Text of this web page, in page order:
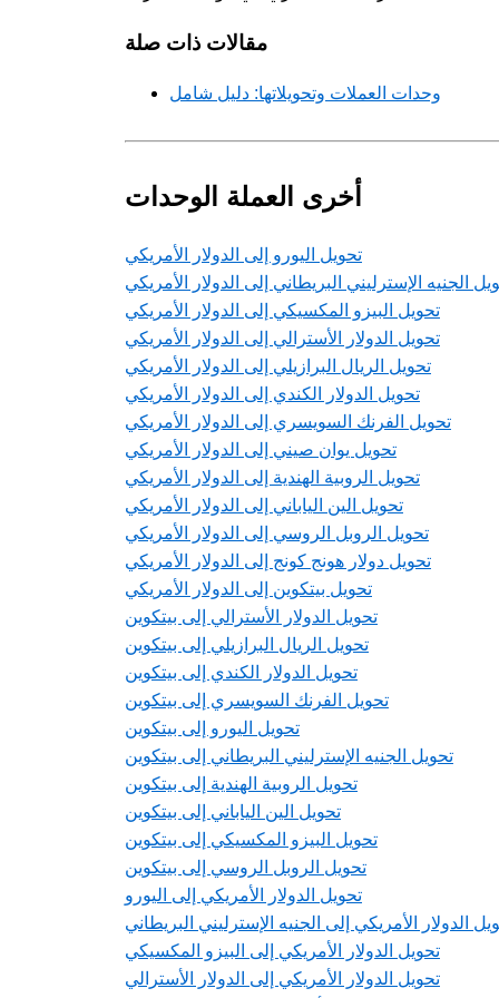
مقالات ذات صلة
وحدات العملات وتحويلاتها: دليل شامل
أخرى العملة الوحدات
تحويل اليورو إلى الدولار الأمريكي
الجنيه الإسترليني البريطاني إلى الدولار الأمريكي
تحويل البيزو المكسيكي إلى الدولار الأمريكي
تحويل الدولار الأسترالي إلى الدولار الأمريكي
تحويل الريال البرازيلي إلى الدولار الأمريكي
تحويل الدولار الكندي إلى الدولار الأمريكي
تحويل الفرنك السويسري إلى الدولار الأمريكي
تحويل يوان صيني إلى الدولار الأمريكي
تحويل الروبية الهندية إلى الدولار الأمريكي
تحويل الين الياباني إلى الدولار الأمريكي
تحويل الروبل الروسي إلى الدولار الأمريكي
تحويل دولار هونج كونج إلى الدولار الأمريكي
تحويل بيتكوين إلى الدولار الأمريكي
تحويل الدولار الأسترالي إلى بيتكوين
تحويل الريال البرازيلي إلى بيتكوين
تحويل الدولار الكندي إلى بيتكوين
تحويل الفرنك السويسري إلى بيتكوين
تحويل اليورو إلى بيتكوين
تحويل الجنيه الإسترليني البريطاني إلى بيتكوين
تحويل الروبية الهندية إلى بيتكوين
تحويل الين الياباني إلى بيتكوين
تحويل البيزو المكسيكي إلى بيتكوين
تحويل الروبل الروسي إلى بيتكوين
تحويل الدولار الأمريكي إلى اليورو
الدولار الأمريكي إلى الجنيه الإسترليني البريطاني
تحويل الدولار الأمريكي إلى البيزو المكسيكي
تحويل الدولار الأمريكي إلى الدولار الأسترالي